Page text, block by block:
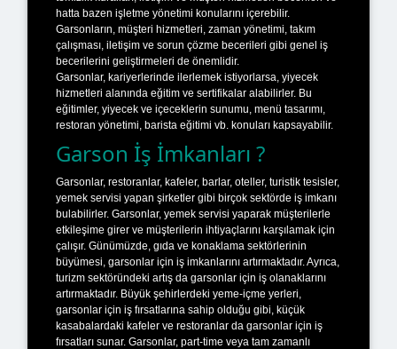
hatta bazen işletme yönetimi konularını içerebilir.
Garsonların, müşteri hizmetleri, zaman yönetimi, takım
çalışması, iletişim ve sorun çözme becerileri gibi genel iş
becerilerini geliştirmeleri de önemlidir.
Garsonlar, kariyerlerinde ilerlemek istiyorlarsa, yiyecek
hizmetleri alanında eğitim ve sertifikalar alabilirler. Bu
eğitimler, yiyecek ve içeceklerin sunumu, menü tasarımı,
restoran yönetimi, barista eğitimi vb. konuları kapsayabilir.
Garson İş İmkanları ?
Garsonlar, restoranlar, kafeler, barlar, oteller, turistik tesisler,
yemek servisi yapan şirketler gibi birçok sektörde iş imkanı
bulabilirler. Garsonlar, yemek servisi yaparak müşterilerle
etkileşime girer ve müşterilerin ihtiyaçlarını karşılamak için
çalışır. Günümüzde, gıda ve konaklama sektörlerinin
büyümesi, garsonlar için iş imkanlarını artırmaktadır. Ayrıca,
turizm sektöründeki artış da garsonlar için iş olanaklarını
artırmaktadır. Büyük şehirlerdeki yeme-içme yerleri,
garsonlar için iş fırsatlarına sahip olduğu gibi, küçük
kasabalardaki kafeler ve restoranlar da garsonlar için iş
fırsatları sunar. Garsonlar, part-time veya tam zamanlı